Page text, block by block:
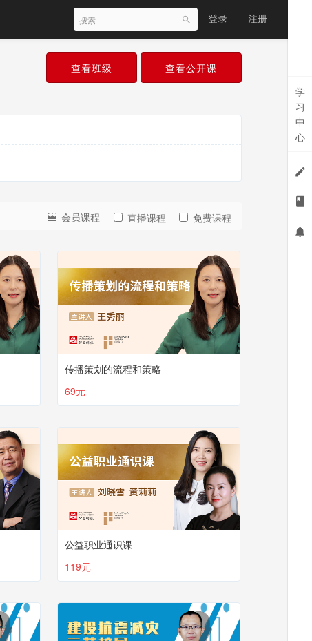
登录 注册
查看班级 查看公开课
会员课程 直播课程 免费课程
传播策划的流程和策略
69元
公益职业通识课
119元
学
习
中
心